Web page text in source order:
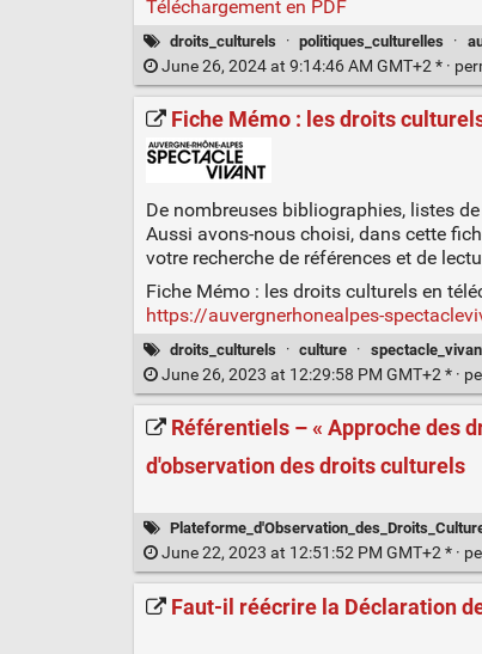
Téléchargement en PDF
droits_culturels · politiques_culturelles ·
June 26, 2024 at 9:14:46 AM GMT+2 * ·
Fiche Mémo : les droits
De nombreuses bibliographies, listes
Aussi avons-nous choisi, dans cette
votre recherche de références et de
Fiche Mémo : les droits culturels en
https://auvergnerhonealpes-
droits_culturels · culture ·
June 26, 2023 at 12:29:58 PM GMT+2 * ·
Référentiels – « Approche des
d'observation des droits culturels
June 22, 2023 at 12:51:52 PM GMT+2 * ·
Faut-il réécrire la Déclaration